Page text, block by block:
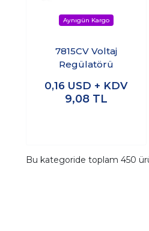
7815CV Voltaj
Regülatörü
0,16 USD + KDV
9,08 TL
Bu kategoride toplam 450